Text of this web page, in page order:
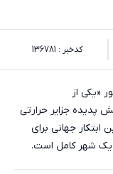
کدخبر : 136781
«یکی از
پدیده جزایر حرارتی
جهانی برای
یک شهر کامل است.